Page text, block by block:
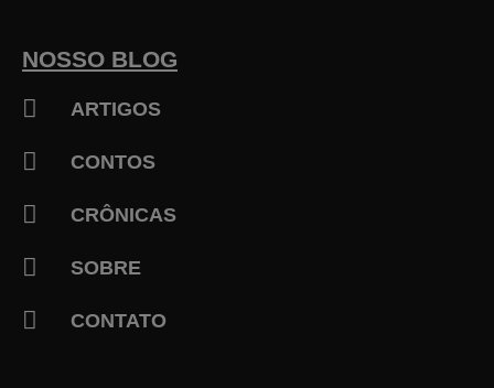
k
-
NOSSO BLOG
ARTIGOS
CONTOS
CRÔNICAS
SOBRE
CONTATO